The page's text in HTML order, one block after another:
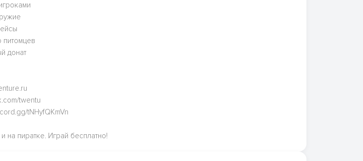
донат
twentu
tNHyfQKmVn
на пиратке. Играй бесплатно!